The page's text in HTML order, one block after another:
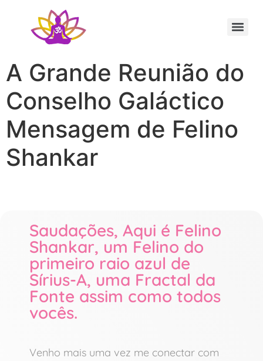
A Grande Reunião do
Conselho Galáctico
Mensagem de Felino
Shankar
Saudações, Aqui é Felino
Shankar, um Felino do
primeiro raio azul de
Sírius-A, uma Fractal da
Fonte assim como todos
vocês.
Venho mais uma vez me conectar com